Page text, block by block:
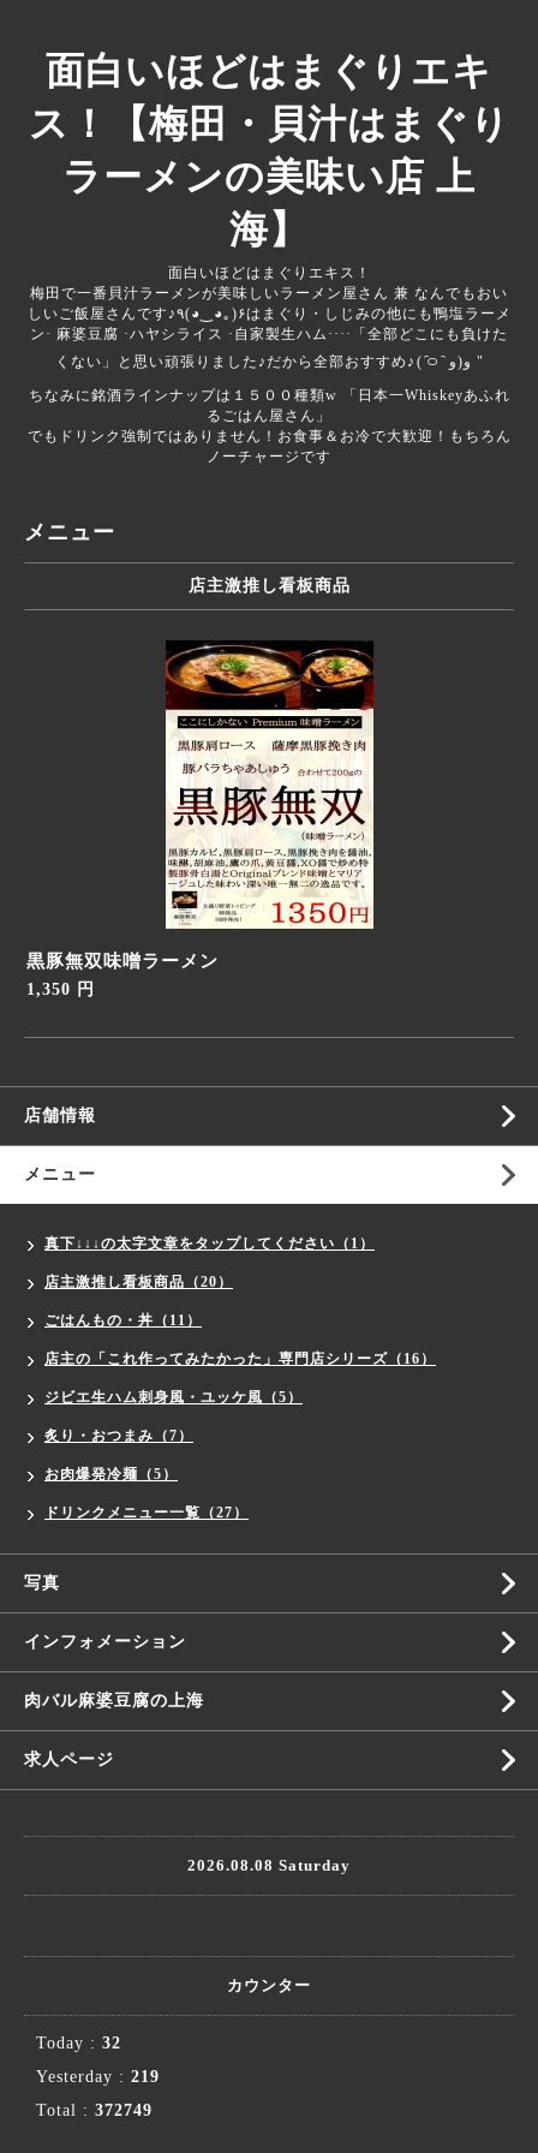
面白いほどはまぐりエキ
ス！【梅田・貝汁はまぐり
ラーメンの美味い店 上
海】
面白いほどはまぐりエキス！
梅田で一番貝汁ラーメンが美味しいラーメン屋さん 兼 なんでもおい
しいご飯屋さんです♪‎‎‎‎٩(◕‿◕｡)۶はまぐり・しじみの他にも鴨塩ラーメ
ン· 麻婆豆腐 ·ハヤシライス ·自家製生ハム····「全部どこにも負けた
くない」と思い頑張りました♪だから全部おすすめ♪‎⁦( ᷇࿀ ᷆ و(و "
ちなみに銘酒ラインナップは１５００種類‪w 「日本一Whiskeyあふれ
るごはん屋さん」
でもドリンク強制ではありません！お食事＆お冷で大歓迎！もちろん
ノーチャージです
メニュー
店主激推し看板商品
黒豚無双味噌ラーメン
1,350 円
店舗情報
メニュー
真下↓↓↓の太字文章をタップしてください（1）
店主激推し看板商品（20）
ごはんもの・丼（11）
店主の「これ作ってみたかった」専門店シリーズ（16）
ジビエ生ハム刺身風・ユッケ風（5）
炙り・おつまみ（7）
お肉爆発冷麺（5）
ドリンクメニュー一覧（27）
写真
インフォメーション
肉バル麻婆豆腐の上海
求人ページ
2026.08.08 Saturday
カウンター
Today : 32
Yesterday : 219
Total : 372749